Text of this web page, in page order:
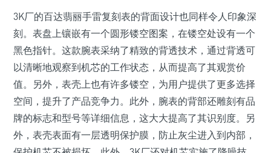
3K厂的百达翡丽手雷复刻表的背面设计也同样令人印象深
刻。表盘上镶嵌有一个圆形镂空图案，在镂空处设有一个
黑色指针。这款腕表采纳了精致的背透技术，通过背透可
以清晰地观察到机芯的工作状态，从而提高了其观赏价
值。另外，表壳上也有许多镂空，为用户提供了更多选择
空间，提升了产品竞争力。此外，腕表的背部还雕刻有品
牌的标志和型号等详细信息，这大大提高了其识别度。另
外，表壳表面有一层透明保护膜，防止灰尘进入到内部，